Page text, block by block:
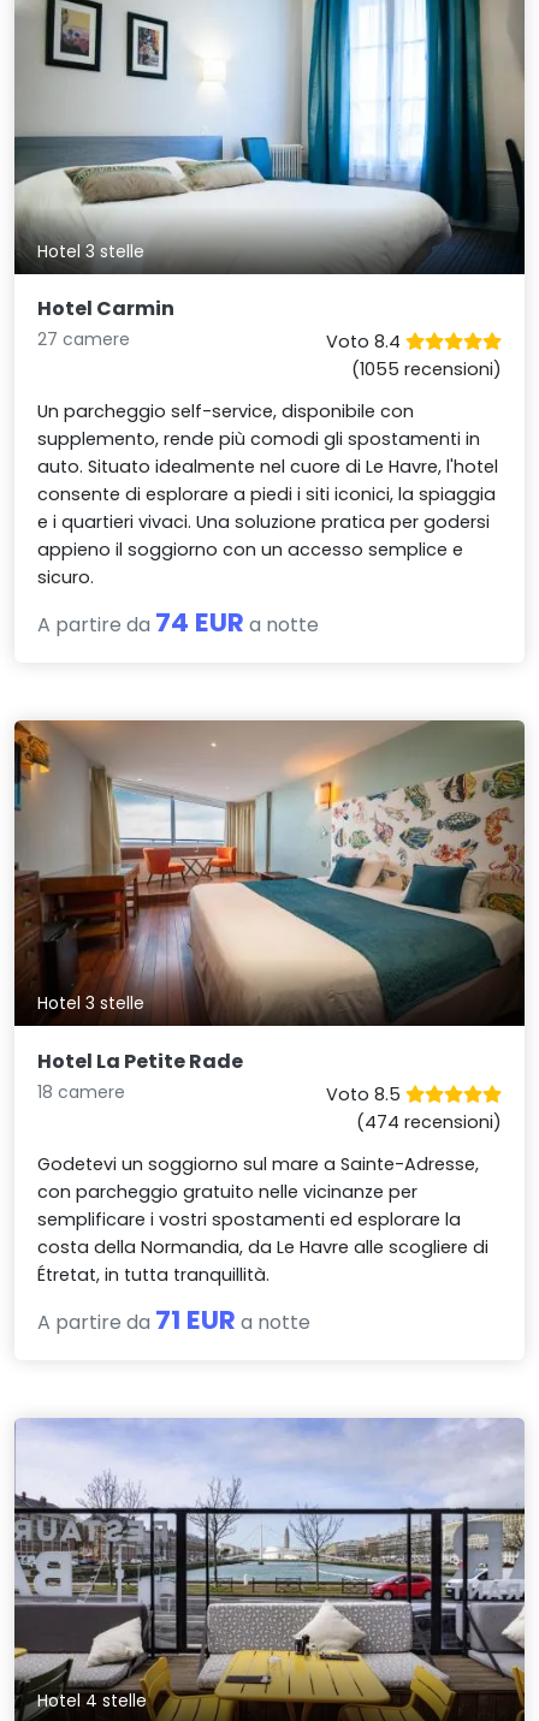
Hotel 3 stelle
Hotel Carmin
27 camere
Voto 8.4
(1055 recensioni)
Un parcheggio self-service, disponibile con
supplemento, rende più comodi gli spostamenti in
auto. Situato idealmente nel cuore di Le Havre, l'hotel
consente di esplorare a piedi i siti iconici, la spiaggia
e i quartieri vivaci. Una soluzione pratica per godersi
appieno il soggiorno con un accesso semplice e
sicuro.
A partire da 74 EUR a notte
Hotel 3 stelle
Hotel La Petite Rade
18 camere
Voto 8.5
(474 recensioni)
Godetevi un soggiorno sul mare a Sainte-Adresse,
con parcheggio gratuito nelle vicinanze per
semplificare i vostri spostamenti ed esplorare la
costa della Normandia, da Le Havre alle scogliere di
Étretat, in tutta tranquillità.
A partire da 71 EUR a notte
Hotel 4 stelle